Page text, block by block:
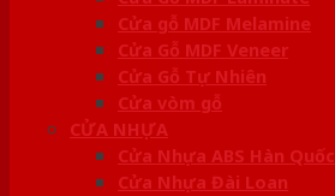
Cửa gỗ MDF Melamine
Cửa Gỗ MDF Veneer
Cửa Gỗ Tự Nhiên
Cửa vòm gỗ
CỬA NHỰA
Cửa Nhựa ABS Hàn Quốc
Cửa Nhựa Đài Loan